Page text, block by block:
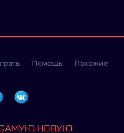
Помощь Похожие
САМУЮ НОВУЮ